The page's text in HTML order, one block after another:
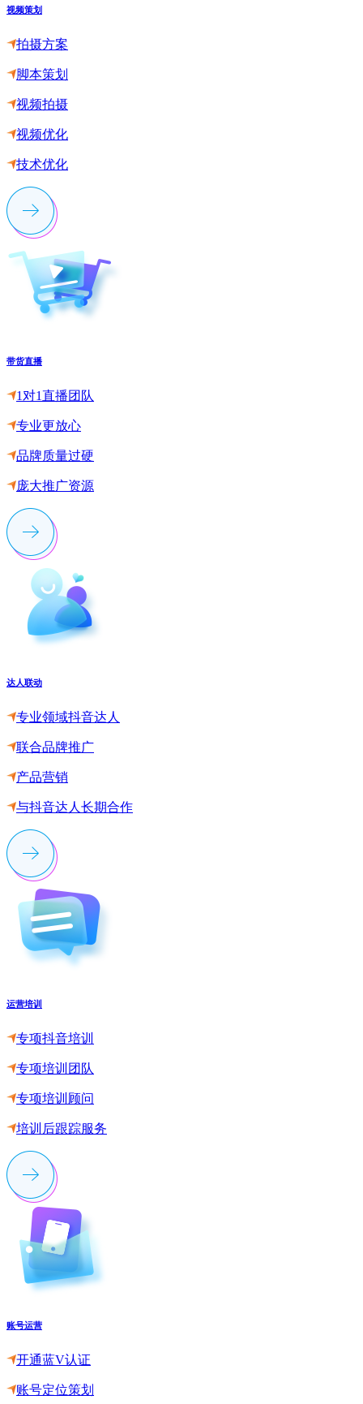
视频策划
拍摄方案
脚本策划
视频拍摄
视频优化
技术优化
带货直播
1对1直播团队
专业更放心
品牌质量过硬
庞大推广资源
达人联动
专业领域抖音达人
联合品牌推广
产品营销
与抖音达人长期合作
运营培训
专项抖音培训
专项培训团队
专项培训顾问
培训后跟踪服务
账号运营
开通蓝V认证
账号定位策划